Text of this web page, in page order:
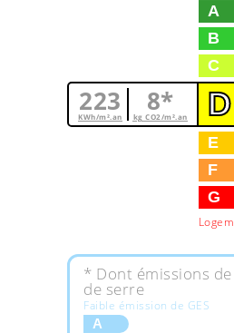
223
KWh/m².an 8*
kg CO2/m².an
A
B
C
D
E
F
G
* Dont émissions
de serre
Faible émission de GES
A